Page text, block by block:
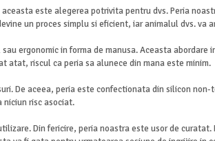
este alegerea potrivita pentru dvs. Peria
un proces simplu si eficient, iar animalul dvs. va
ergonomic in forma de manusa. Aceasta abordare
atat, riscul ca peria sa alunece din mana este minim.
De aceea, peria este confectionata din silicon
niciun risc asociat.
Din fericire, peria noastra este usor de